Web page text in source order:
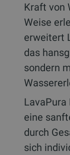
Kraft von
Weise
erweitert
das
sondern
LavaPura
eine
durch
sich